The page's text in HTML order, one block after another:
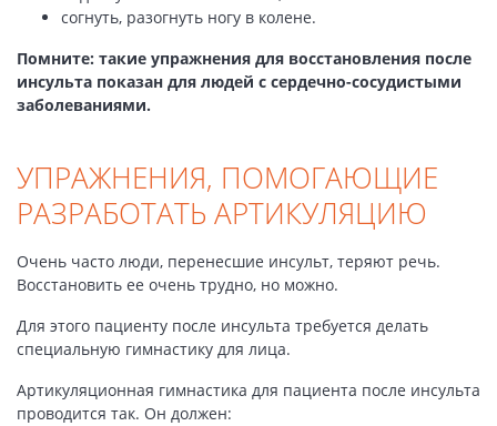
согнуть, разогнуть ногу в колене.
Помните: такие упражнения для восстановления после
инсульта показан для людей с сердечно-сосудистыми
заболеваниями.
УПРАЖНЕНИЯ, ПОМОГАЮЩИЕ
РАЗРАБОТАТЬ АРТИКУЛЯЦИЮ
Очень часто люди, перенесшие инсульт, теряют речь.
Восстановить ее очень трудно, но можно.
Для этого пациенту после инсульта требуется делать
специальную гимнастику для лица.
Артикуляционная гимнастика для пациента после инсульта
проводится так. Он должен: